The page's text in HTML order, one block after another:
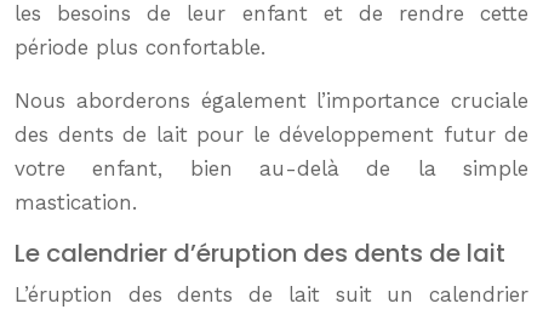
les besoins de leur enfant et de rendre cette
période plus confortable.
Nous aborderons également l’importance cruciale
des dents de lait pour le développement futur de
votre enfant, bien au-delà de la simple
mastication.
Le calendrier d’éruption des dents de lait
L’éruption des dents de lait suit un calendrier